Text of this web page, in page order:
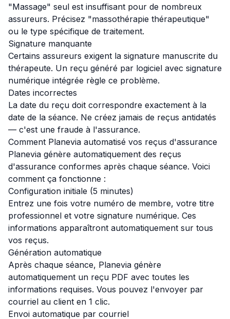
"Massage" seul est insuffisant pour de nombreux
assureurs. Précisez "massothérapie thérapeutique"
ou le type spécifique de traitement.
Signature manquante
Certains assureurs exigent la signature manuscrite du
thérapeute. Un reçu généré par logiciel avec signature
numérique intégrée règle ce problème.
Dates incorrectes
La date du reçu doit correspondre exactement à la
date de la séance. Ne créez jamais de reçus antidatés
— c'est une fraude à l'assurance.
Comment Planevia automatisé vos reçus d'assurance
Planevia génère automatiquement des reçus
d'assurance conformes après chaque séance. Voici
comment ça fonctionne :
Configuration initiale (5 minutes)
Entrez une fois votre numéro de membre, votre titre
professionnel et votre signature numérique. Ces
informations apparaîtront automatiquement sur tous
vos reçus.
Génération automatique
Après chaque séance, Planevia génère
automatiquement un reçu PDF avec toutes les
informations requises. Vous pouvez l'envoyer par
courriel au client en 1 clic.
Envoi automatique par courriel